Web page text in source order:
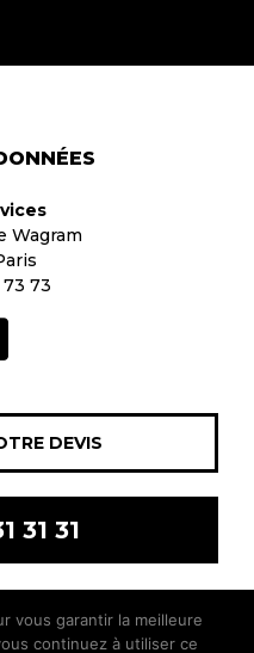
Wagram
73
DEVIS
31 31
| Mentions légales
vous garantir la meilleure
continuez à utiliser ce